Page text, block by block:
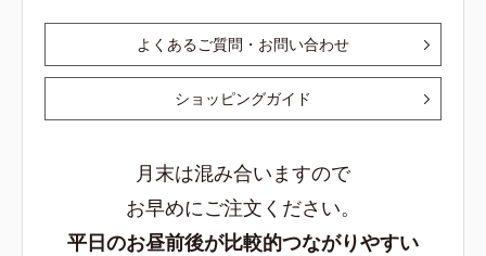
よくあるご質問・お問い合わせ
ショッピングガイド
月末は混み合いますので
お早めにご注文ください。
平日のお昼前後が比較的つながりやすい